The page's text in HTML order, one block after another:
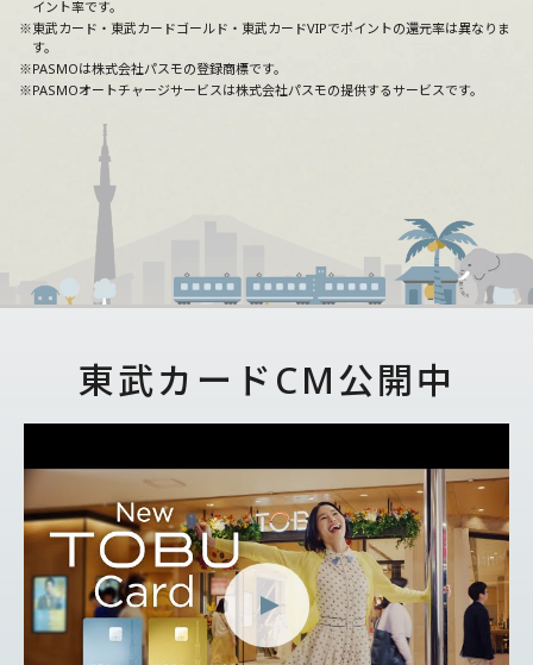
イント率です。
※東武カード・東武カードゴールド・東武カードVIPでポイントの還元率は異なりま
す。
※PASMOは株式会社パスモの登録商標です。
※PASMOオートチャージサービスは株式会社パスモの提供するサービスです。
東武カードCM公開中